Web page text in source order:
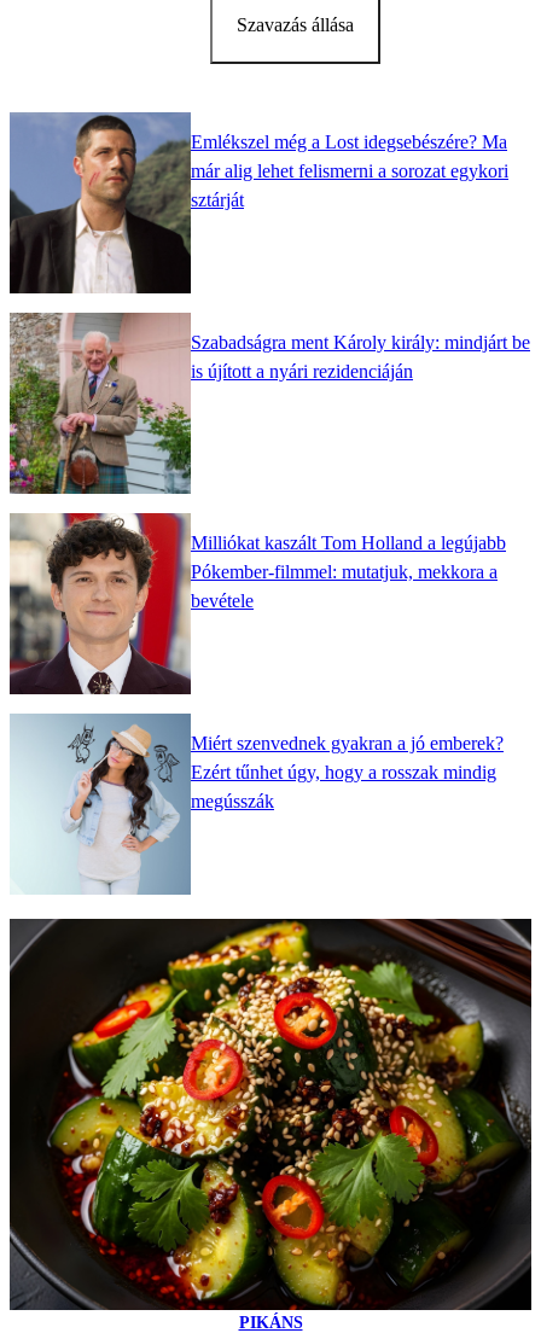
Szavazás állása
Emlékszel még a Lost idegsebészére? Ma
már alig lehet felismerni a sorozat egykori
sztárját
Szabadságra ment Károly király: mindjárt be
is újított a nyári rezidenciáján
Milliókat kaszált Tom Holland a legújabb
Pókember-filmmel: mutatjuk, mekkora a
bevétele
Miért szenvednek gyakran a jó emberek?
Ezért tűnhet úgy, hogy a rosszak mindig
megússzák
PIKÁNS